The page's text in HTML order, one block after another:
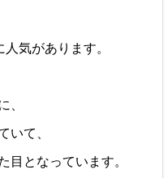
気があります。
、
いて、
目となっています。